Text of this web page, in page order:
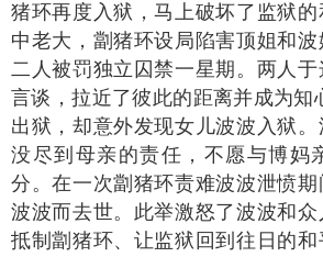
猪环再度入狱，马上破坏了监狱
中老大，劏猪环设局陷害顶姐和
二人被罚独立囚禁一星期。两人
言谈，拉近了彼此的距离并成为知
出狱，却意外发现女儿波波入狱
没尽到母亲的责任，不愿与博妈
分。在一次劏猪环责难波波泄愤
波波而去世。此举激怒了波波和众
抵制劏猪环、让监狱回到往日的